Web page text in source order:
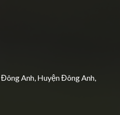
Anh, Huyện Đông Anh,